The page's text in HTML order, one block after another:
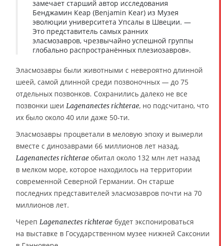
замечает старший автор исследования
Бенджамин Кеар (Benjamin Kear) из Музея
эволюции университета Упсалы в Швеции. —
Это представитель самых ранних
эласмозавров, чрезвычайно успешной группы
глобально распространённых плезиозавров».
Эласмозавры были животными с невероятно длинной
шеей, самой длинной среди позвоночных — до 75
отдельных позвонков. Сохранились далеко не все
позвонки шеи Lagenanectes richterae, но подсчитано, что
их было около 40 или даже 50-ти.
Эласмозавры процветали в меловую эпоху и вымерли
вместе с динозаврами 66 миллионов лет назад.
Lagenanectes richterae обитал около 132 млн лет назад
в мелком море, которое находилось на территории
современной Северной Германии. Он старше
последних представителей эласмозавров почти на 70
миллионов лет.
Череп Lagenanectes richterae будет экспонироваться
на выставке в Государственном музее нижней Саксонии